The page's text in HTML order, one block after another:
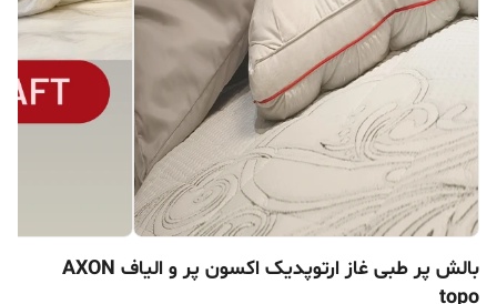
بالش پر طبی غاز ارتوپدیک اکسون پر و الیاف AXON
topo